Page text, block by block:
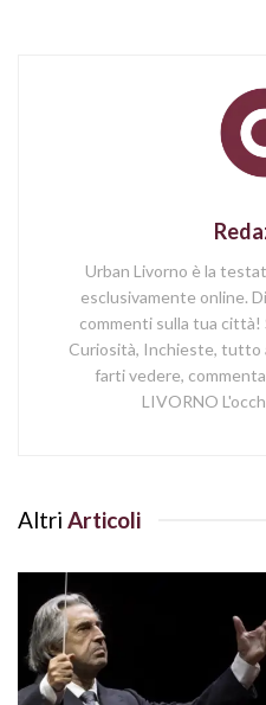
Urban Livorno è la
esclusivamente online.
commenti sulla tua
Curiosità, Inchieste, tutto
farti vedere,
LIVORNO
Altri Articoli